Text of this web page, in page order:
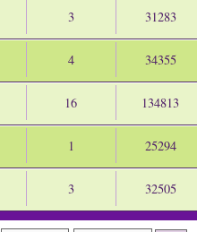
3 31283
4 34355
16 134813
1 25294
3 32505